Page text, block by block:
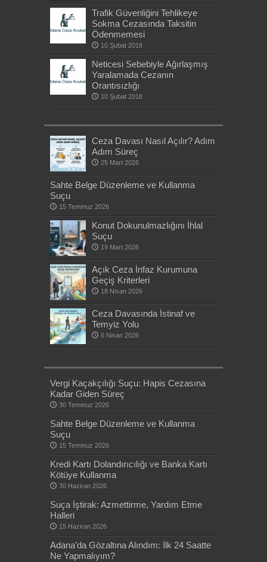
Trafik Güvenliğini Tehlikeye
Sokma Cezasında Taksitin
Ödenmemesi
10 Şubat 2018
Neticesi Sebebiyle Ağırlaşmış
Yaralamada Cezanın
Orantısızlığı
10 Şubat 2018
Ceza Davası Nasıl Açılır? Adım
Adım Süreç
25 Mart 2026
Sahte Belge Düzenleme ve Kullanma
Suçu
15 Temmuz 2026
Konut Dokunulmazlığını İhlal
Suçu
19 Mart 2026
Açık Ceza İnfaz Kurumuna
Geçiş Kriterleri
18 Nisan 2026
Ceza Davasında İstinaf ve
Temyiz Yolu
6 Nisan 2026
Vergi Kaçakçılığı Suçu: Hapis Cezasına
Kadar Giden Süreç
30 Temmuz 2026
Sahte Belge Düzenleme ve Kullanma
Suçu
15 Temmuz 2026
Kredi Kartı Dolandırıcılığı ve Banka Kartı
Kötüye Kullanma
30 Haziran 2026
Suça İştirak: Azmettirme, Yardım Etme
Halleri
15 Haziran 2026
Adana’da Gözaltına Alındım: İlk 24 Saatte
Ne Yapmalıyım?